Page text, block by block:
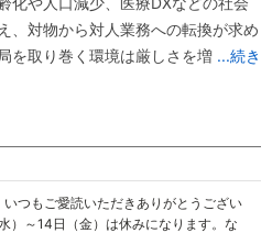
、対物から対人業務への転換が求め
を取り巻く環境は厳しさを増 ...続き
いつもご愛読いただきありがとうござい
）～14日（金）は休みになります。な